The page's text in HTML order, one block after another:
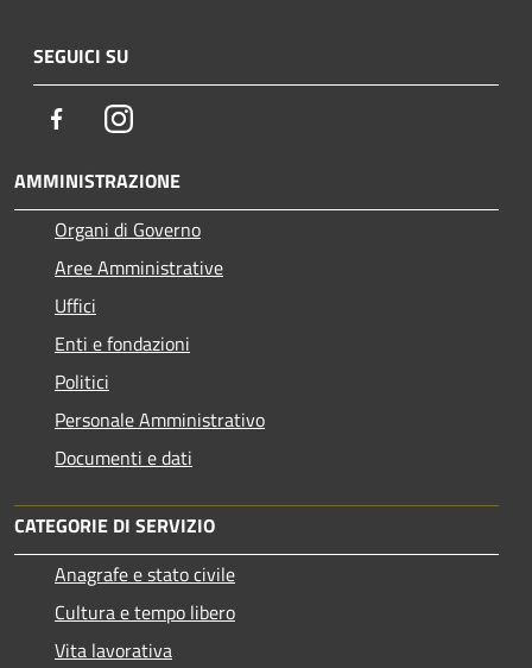
SEGUICI SU
FacebookInstagram
AMMINISTRAZIONE
Organi di Governo
Aree Amministrative
Uffici
Enti e fondazioni
Politici
Personale Amministrativo
Documenti e dati
CATEGORIE DI SERVIZIO
Anagrafe e stato civile
Cultura e tempo libero
Vita lavorativa